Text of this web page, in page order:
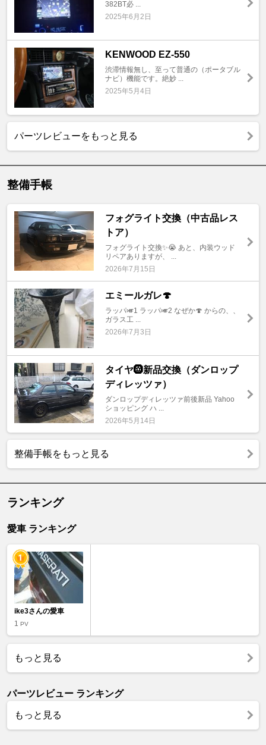
382BT必 ...
2025年6月2日
KENWOOD EZ-550
渋滞情報無し、至って普通の（ポータブル
ナビ）機能です。絶妙 ...
2025年5月4日
パーツレビューをもっと見る
整備手帳
フォグライト交換（中古品レス
トア）
フォグライト交換✨😭 あと、内装ウッド
リペアありますが、 ...
2026年7月15日
エミールガレ🍄
ラッパ🎺1 ラッパ🎺2 なぜか🍄 からの、、
ガラス工 ...
2026年7月3日
タイヤ🛞新品交換（ダンロップ
ディレッツァ）
ダンロップディレッツァ前後新品 Yahoo
ショッピング ハ ...
2026年5月14日
整備手帳をもっと見る
ランキング
愛車 ランキング
ike3さんの愛車
1 PV
もっと見る
パーツレビュー ランキング
もっと見る